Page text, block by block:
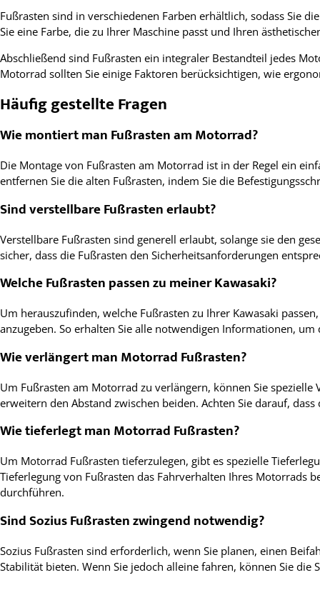
Fußrasten sind in verschiedenen Farben erhältlich, sodass Sie
Sie eine Farbe, die zu Ihrer Maschine passt und Ihren
Abschließend sind Fußrasten ein integraler Bestandteil jedes
Motorrad sollten Sie einige Faktoren berücksichtigen, wie
Häufig gestellte Fragen
Wie montiert man Fußrasten am Motorrad?
Die Montage von Fußrasten am Motorrad ist in der Regel ein
entfernen Sie die alten Fußrasten, indem Sie die
Sind verstellbare Fußrasten erlaubt?
Verstellbare Fußrasten sind generell erlaubt, solange sie den
sicher, dass die Fußrasten den Sicherheitsanforderungen
Welche Fußrasten passen zu meiner Kawasaki?
Um herauszufinden, welche Fußrasten zu Ihrer Kawasaki
anzugeben. So erhalten Sie alle notwendigen Informationen,
Wie verlängert man Motorrad Fußrasten?
Um Fußrasten am Motorrad zu verlängern, können Sie
erweitern den Abstand zwischen beiden. Achten Sie darauf,
Wie tieferlegt man Motorrad Fußrasten?
Um Motorrad Fußrasten tieferzulegen, gibt es spezielle
Tieferlegung von Fußrasten das Fahrverhalten Ihres Motorrads
durchführen.
Sind Sozius Fußrasten zwingend notwendig?
Sozius Fußrasten sind erforderlich, wenn Sie planen, einen
Stabilität bieten. Wenn Sie jedoch alleine fahren, können Sie